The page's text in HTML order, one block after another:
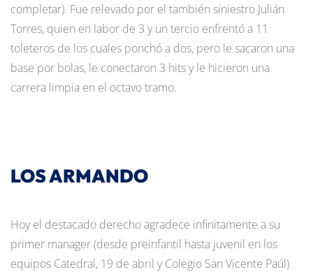
completar). Fue relevado por el también siniestro Julián
Torres, quien en labor de 3 y un tercio enfrentó a 11
toleteros de los cuales ponchó a dos, pero le sacaron una
base por bolas, le conectaron 3 hits y le hicieron una
carrera limpia en el octavo tramo.
LOS ARMANDO
Hoy el destacado derecho agradece infinitamente a su
primer manager (desde preinfantil hasta juvenil en los
equipos Catedral, 19 de abril y Colegio San Vicente Paúl)